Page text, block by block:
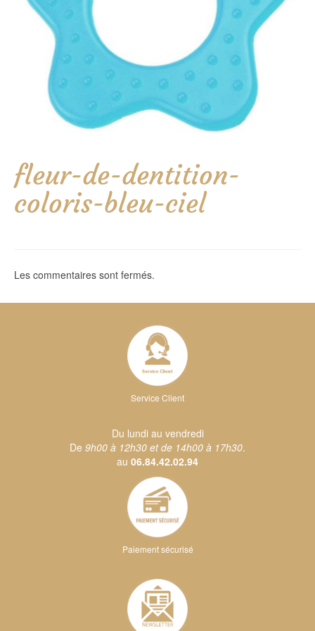
fleur-de-dentition-
coloris-bleu-ciel
Les commentaires sont fermés.
Service Client
Du lundi au vendredi
De 9h00 à 12h30 et de 14h00 à 17h30.
au 06.84.42.02.94
Paiement sécurisé